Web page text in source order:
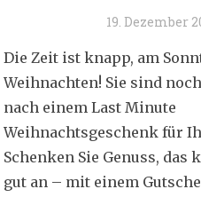
19. Dezember
Die Zeit ist knapp, am
Weihnachten! Sie sind
nach einem Last Minute
Weihnachtsgeschenk für
Schenken Sie Genuss, das
gut an – mit einem